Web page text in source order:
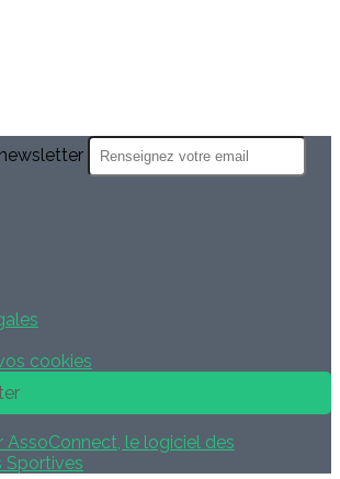
cookies
AssoConnect, le logiciel des
Sportives